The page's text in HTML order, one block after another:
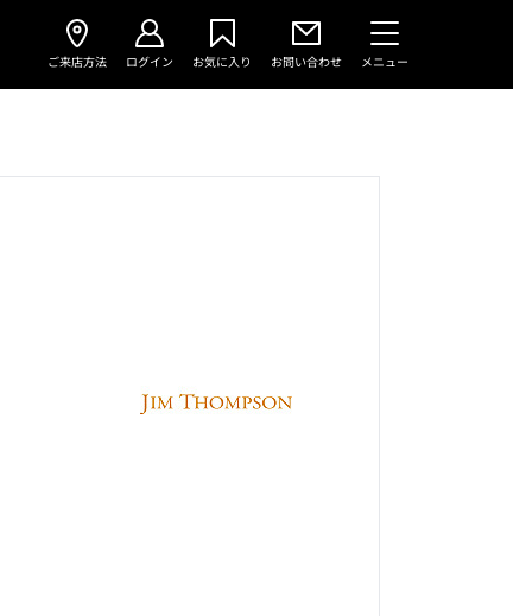
ご来店方法 ログイン お気に入り お問い合わせ メニュー